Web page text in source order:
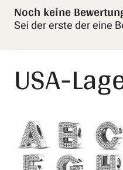
Noch keine
Sei der erste der eine
USA-